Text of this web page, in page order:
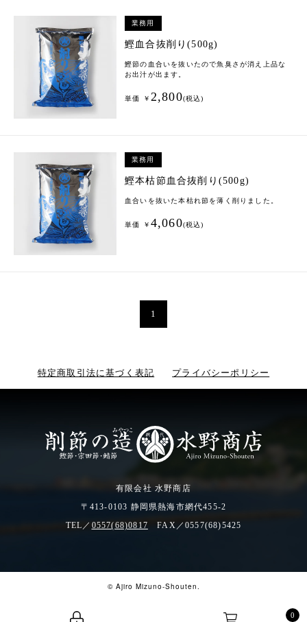
0
業務用
鰹血合抜削り(500g)
鰹節の血合いを抜いたので魚臭さが消え上品な
お出汁が出ます。
単価 ￥ 2,800(税込)
業務用
鰹本枯節血合抜削り(500g)
血合いを抜いた本枯れ節を薄く削りました。
単価 ￥ 4,060(税込)
1
特定商取引法に基づく表記 プライバシーポリシー
有限会社 水野商店
〒413-0103 静岡県熱海市網代455-2
TEL／ 0557(68)0817 FAX／0557(68)5425
© Ajiro Mizuno-Shouten.